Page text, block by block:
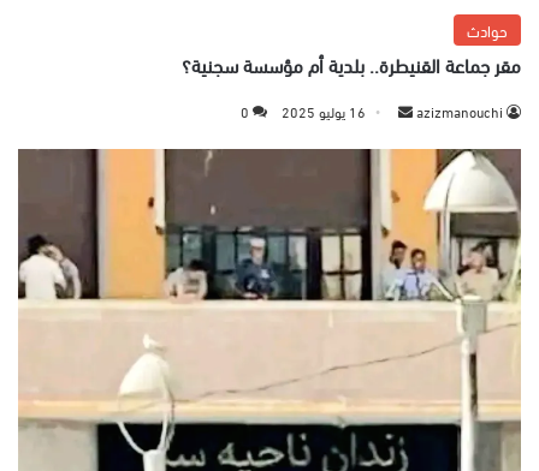
حوادث
مقر جماعة القنيطرة.. بلدية أم مؤسسة سجنية؟
azizmanouchi
ل
ر
ي
د
ل
ك
ت
16 يوليو 2025 0